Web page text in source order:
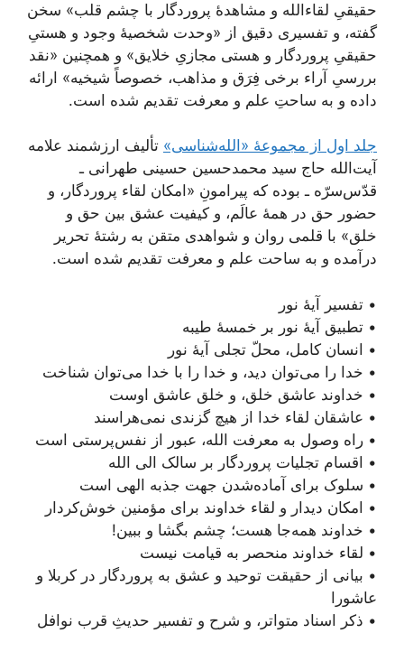
حقیقیِ لقاء‌الله و مشاهدۀ پروردگار با چشم قلب» سخن
گفته، و تفسیری دقیق از «وحدت شخصیۀ وجود و هستیِ
حقیقیِ پروردگار و هستی مجازیِ خلایق» و همچنین «نقد
بررسیِ آراء برخی فِرَق و مذاهب، خصوصاً شیخیه» ارائه
داده و به ساحتِ علم و معرفت تقدیم شده است.
جلد اول از مجموعۀ «الله‌شناسی» تألیف ارزشمند علامه
آیت‌الله حاج سید محمد‌حسین حسینی طهرانی ـ
قدّس‌سرّه ـ بوده که پیرامونِ «امکان لقاء پروردگار، و
حضور حق در همۀ عالَم، و کیفیت عشق بین حق و
خلق» با قلمی روان و شواهدی متقن به رشتۀ تحریر
درآمده و به ساحت علم و معرفت تقدیم شده است.
• تفسیر آیۀ نور
• تطبیق آیۀ نور بر خمسۀ طیبه
• انسان کامل، محلّ تجلی آیۀ نور
• خدا را می‌توان دید، و خدا را با خدا می‌توان شناخت
• خداوند عاشق خلق، و خلق عاشق اوست
• عاشقان لقاء خدا از هیچ گزندی نمی‌هراسند
• راه وصول به معرفت الله، عبور از نفس‌پرستی است
• اقسام تجلیات پروردگار بر سالک الی الله
• سلوک برای آماده‌شدن جهت جذبه الهی است
• امکان دیدار و لقاء خداوند برای مؤمنین خوش‌کردار
• خداوند همه‌جا هست؛ چشم بگشا و ببین!
• لقاء خداوند منحصر به قیامت نیست
• بیانی از حقیقت توحید و عشق به پروردگار در کربلا و
عاشورا
• ذکر اسناد متواتر، و شرح و تفسیر حدیثِ قرب نوافل